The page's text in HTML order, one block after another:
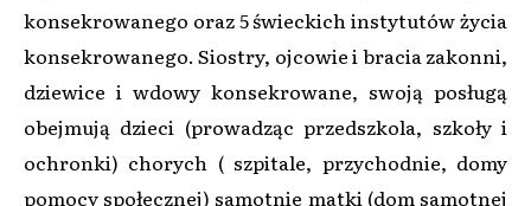
konsekrowanego oraz 5 świeckich instytutów życia
konsekrowanego. Siostry, ojcowie i bracia zakonni,
dziewice i wdowy konsekrowane, swoją posługą
obejmują dzieci (prowadząc przedszkola, szkoły i
ochronki) chorych ( szpitale, przychodnie, domy
pomocy społecznej) samotnie matki (dom samotnej